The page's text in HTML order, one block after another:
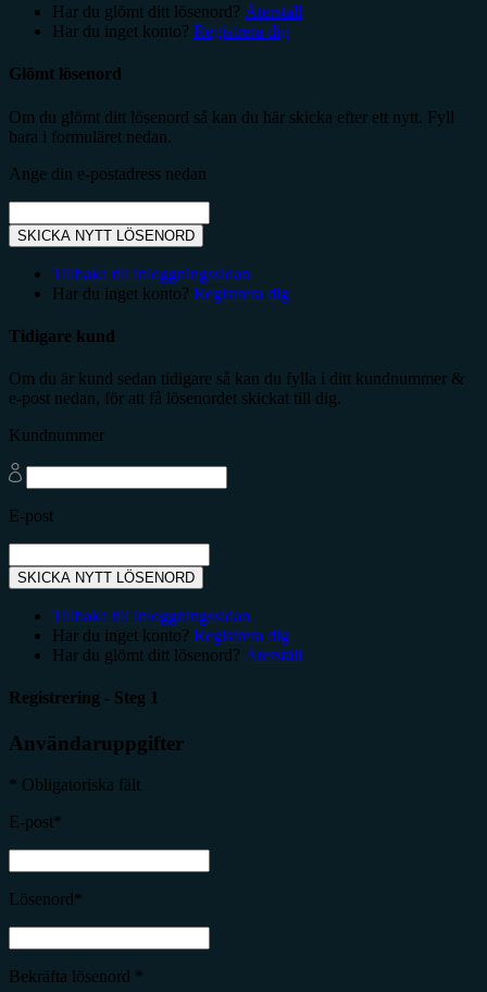
Har du glömt ditt lösenord? Återställ
Har du inget konto? Registrera dig
Glömt lösenord
Om du glömt ditt lösenord så kan du här skicka efter ett nytt. Fyll
bara i formuläret nedan.
Ange din e-postadress nedan
SKICKA NYTT LÖSENORD
Tillbaka till inloggningssidan
Har du inget konto? Registrera dig
Tidigare kund
Om du är kund sedan tidigare så kan du fylla i ditt kundnummer &
e-post nedan, för att få lösenordet skickat till dig.
Kundnummer
E-post
SKICKA NYTT LÖSENORD
Tillbaka till inloggningssidan
Har du inget konto? Registrera dig
Har du glömt ditt lösenord? Återställ
Registrering - Steg 1
Användaruppgifter
* Obligatoriska fält
E-post*
Lösenord*
Bekräfta lösenord *